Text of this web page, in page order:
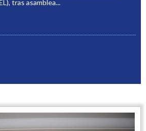
tras asamblea...